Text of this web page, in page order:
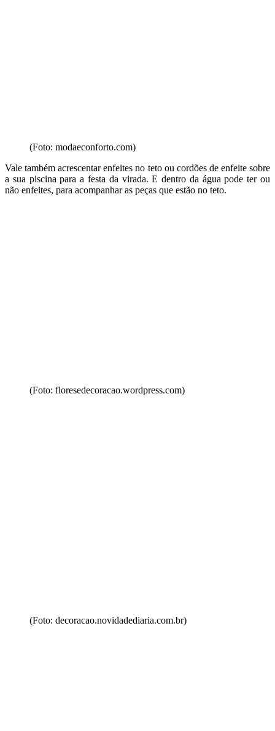
(Foto: modaeconforto.com)
Vale também acrescentar enfeites no teto ou cordões de enfeite sobre
a sua piscina para a festa da virada. E dentro da água pode ter ou
não enfeites, para acompanhar as peças que estão no teto.
(Foto: floresedecoracao.wordpress.com)
(Foto: decoracao.novidadediaria.com.br)